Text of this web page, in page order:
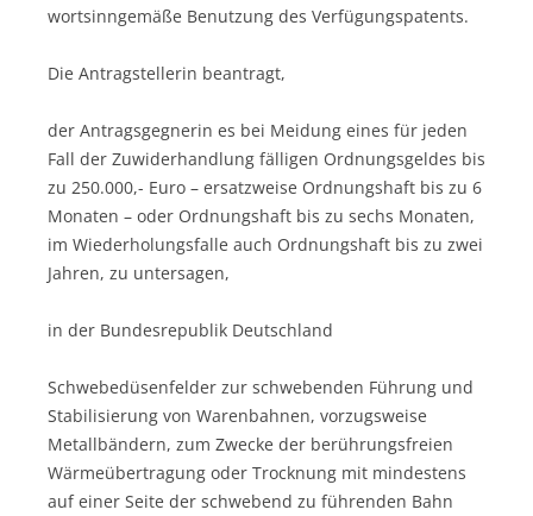
wortsinngemäße Benutzung des Verfügungspatents.
Die Antragstellerin beantragt,
der Antragsgegnerin es bei Meidung eines für jeden
Fall der Zuwiderhandlung fälligen Ordnungsgeldes bis
zu 250.000,- Euro – ersatzweise Ordnungshaft bis zu 6
Monaten – oder Ordnungshaft bis zu sechs Monaten,
im Wiederholungsfalle auch Ordnungshaft bis zu zwei
Jahren, zu untersagen,
in der Bundesrepublik Deutschland
Schwebedüsenfelder zur schwebenden Führung und
Stabilisierung von Warenbahnen, vorzugsweise
Metallbändern, zum Zwecke der berührungsfreien
Wärmeübertragung oder Trocknung mit mindestens
auf einer Seite der schwebend zu führenden Bahn